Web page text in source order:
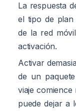
La respuesta
el tipo de
de la red
activación.
Activar
de un
viaje comience
puede dejar a